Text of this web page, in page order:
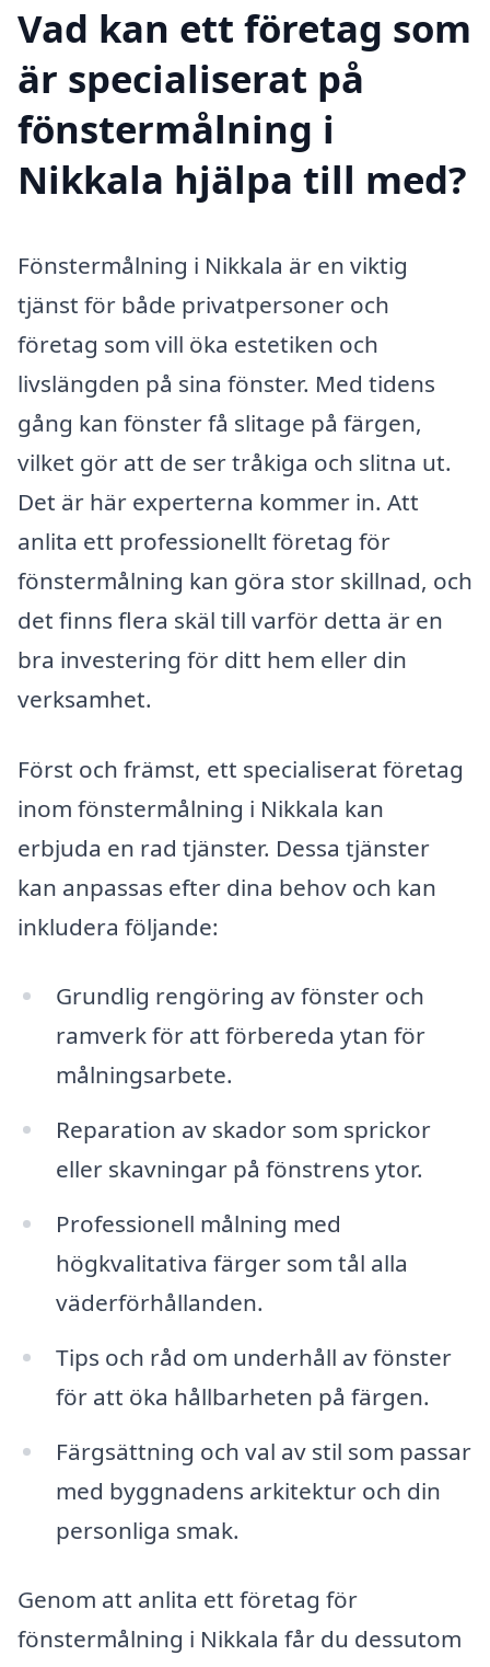
Vad kan ett företag som
är specialiserat på
fönstermålning i
Nikkala hjälpa till med?
Fönstermålning i Nikkala är en viktig
tjänst för både privatpersoner och
företag som vill öka estetiken och
livslängden på sina fönster. Med tidens
gång kan fönster få slitage på färgen,
vilket gör att de ser tråkiga och slitna ut.
Det är här experterna kommer in. Att
anlita ett professionellt företag för
fönstermålning kan göra stor skillnad, och
det finns flera skäl till varför detta är en
bra investering för ditt hem eller din
verksamhet.
Först och främst, ett specialiserat företag
inom fönstermålning i Nikkala kan
erbjuda en rad tjänster. Dessa tjänster
kan anpassas efter dina behov och kan
inkludera följande:
Grundlig rengöring av fönster och
ramverk för att förbereda ytan för
målningsarbete.
Reparation av skador som sprickor
eller skavningar på fönstrens ytor.
Professionell målning med
högkvalitativa färger som tål alla
väderförhållanden.
Tips och råd om underhåll av fönster
för att öka hållbarheten på färgen.
Färgsättning och val av stil som passar
med byggnadens arkitektur och din
personliga smak.
Genom att anlita ett företag för
fönstermålning i Nikkala får du dessutom